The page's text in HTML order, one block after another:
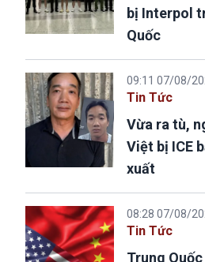
bị Interpol
Quốc
09:11 07/08/
Tin Tức
Vừa ra tù,
Việt bị ICE
xuất
08:28 07/08/
Tin Tức
Trung